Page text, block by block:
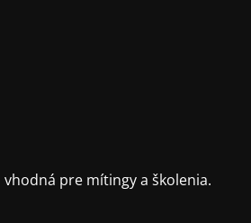
pre mítingy a školenia.